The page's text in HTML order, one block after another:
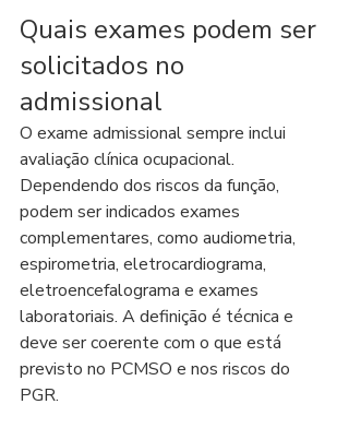
Quais exames podem ser
solicitados no
admissional
O exame admissional sempre inclui
avaliação clínica ocupacional.
Dependendo dos riscos da função,
podem ser indicados exames
complementares, como audiometria,
espirometria, eletrocardiograma,
eletroencefalograma e exames
laboratoriais. A definição é técnica e
deve ser coerente com o que está
previsto no PCMSO e nos riscos do
PGR.